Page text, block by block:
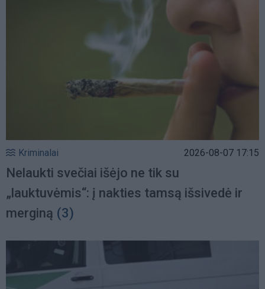
Kriminalai 2026-08-07 17:15
Nelaukti svečiai išėjo ne tik su
„lauktuvėmis“: į nakties tamsą išsivedė ir
merginą (3)